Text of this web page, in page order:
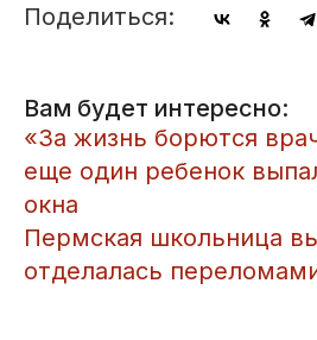
Поделиться:
Вам будет интересно:
«За жизнь борются
еще один ребенок
окна
Пермская школьница
отделалась